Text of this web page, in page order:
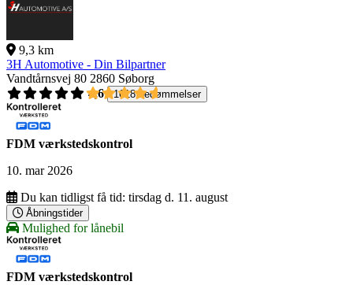
9,3 km
3H Automotive - Din Bilpartner
Vandtårnsvej 80 2860 Søborg
4,6
1618 bedømmelser
FDM værkstedskontrol
10. mar 2026
Du kan tidligst få tid: tirsdag d. 11. august
Åbningstider
Mulighed for lånebil
FDM værkstedskontrol